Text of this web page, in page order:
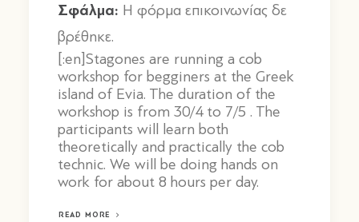
Σφάλμα: Η φόρμα επικοινωνίας δε
βρέθηκε.
[:en]Stagones are running a cob
workshop for begginers at the Greek
island of Evia. The duration of the
workshop is from 30/4 to 7/5 . The
participants will learn both
theoretically and practically the cob
technic. We will be doing hands on
work for about 8 hours per day.
READ MORE